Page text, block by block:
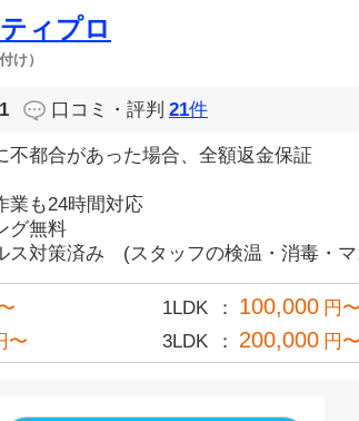
ィプロ
け）
口コミ・評判 21件
都合があった場合、全額返金保証
も24時間対応
グ無料
ス対策済み (スタッフの検温・消毒・マ
1LDK 100,000 円〜
〜 3LDK 200,000 円〜